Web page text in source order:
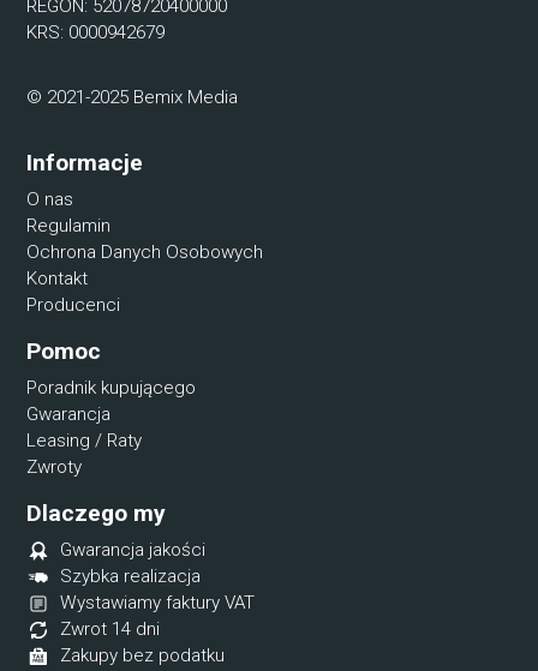
REGON: 52078720400000
KRS: 0000942679
© 2021-2025 Bemix Media
Informacje
O nas
Regulamin
Ochrona Danych Osobowych
Kontakt
Producenci
Pomoc
Poradnik kupującego
Gwarancja
Leasing / Raty
Zwroty
Dlaczego my
Gwarancja jakości
Szybka realizacja
Wystawiamy faktury VAT
Zwrot 14 dni
Zakupy bez podatku